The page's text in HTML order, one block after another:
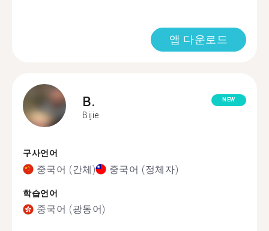
앱 다운로드
B.
Bijie
NEW
구사언어
중국어 (간체) 중국어 (정체자)
학습언어
중국어 (광동어)